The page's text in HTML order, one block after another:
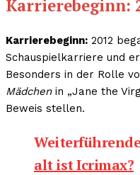
Karrierebeginn:
Karrierebeginn: 2012
Schauspielkarriere und
Besonders in der Rolle
Mädchenin „Jane the
Beweis stellen.
alt ist Icrimax?